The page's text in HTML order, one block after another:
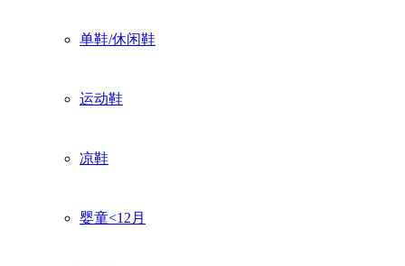
单鞋/休闲鞋
运动鞋
凉鞋
婴童<12月